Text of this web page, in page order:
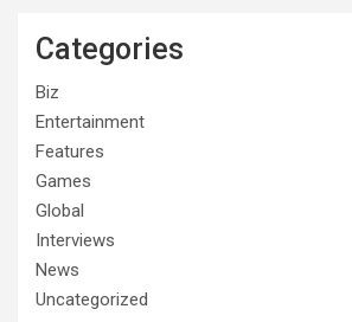
Categories
Biz
Entertainment
Features
Games
Global
Interviews
News
Uncategorized